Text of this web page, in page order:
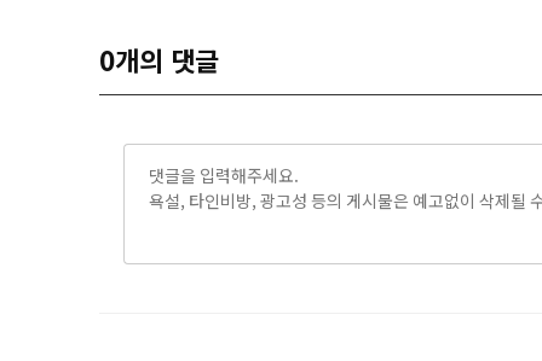
0개의 댓글